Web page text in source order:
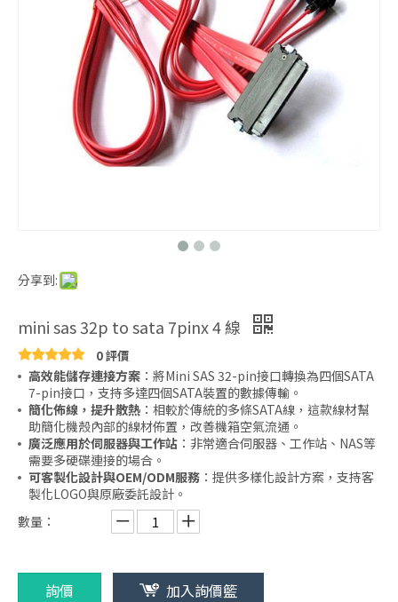
分享到:
mini sas 32p to sata 7pinx 4 線
0 評價
高效能儲存連接方案 ：將Mini SAS 32-pin接口轉換為四個SATA
7-pin接口，支持多達四個SATA裝置的數據傳輸。
簡化佈線，提升散熱 ：相較於傳統的多條SATA線，這款線材幫
助簡化機殼內部的線材佈置，改善機箱空氣流通。
廣泛應用於伺服器與工作站 ：非常適合伺服器、工作站、NAS等
需要多硬碟連接的場合。
可客製化設計與OEM/ODM服務 ：提供多樣化設計方案，支持客
製化LOGO與原廠委託設計。
數量：
詢價 加入詢價籃